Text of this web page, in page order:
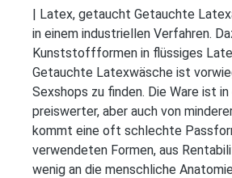
| Latex, getaucht Getauchte
in einem industriellen Verfahren.
Kunststoffformen in flüssiges
Getauchte Latexwäsche ist
Sexshops zu finden. Die Ware ist
preiswerter, aber auch von
kommt eine oft schlechte
verwendeten Formen, aus
wenig an die menschliche